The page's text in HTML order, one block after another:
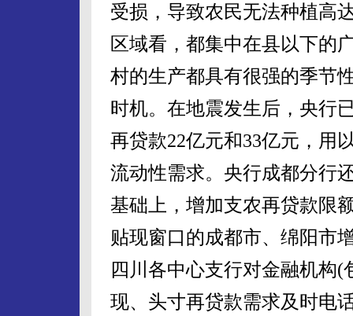
受损，导致农民无法种植高
区域看，都集中在县以下的
村的生产都具有很强的季节
时机。在地震发生后，央行
再贷款22亿元和33亿元，用
流动性需求。央行成都分行
基础上，增加支农再贷款限
贴现窗口的成都市、绵阳市
四川各中心支行对金融机构
现、头寸再贷款需求及时电